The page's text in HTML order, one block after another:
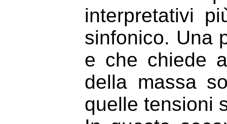
interpretativi
sinfonico. Una
e che chiede
della massa
quelle tensioni